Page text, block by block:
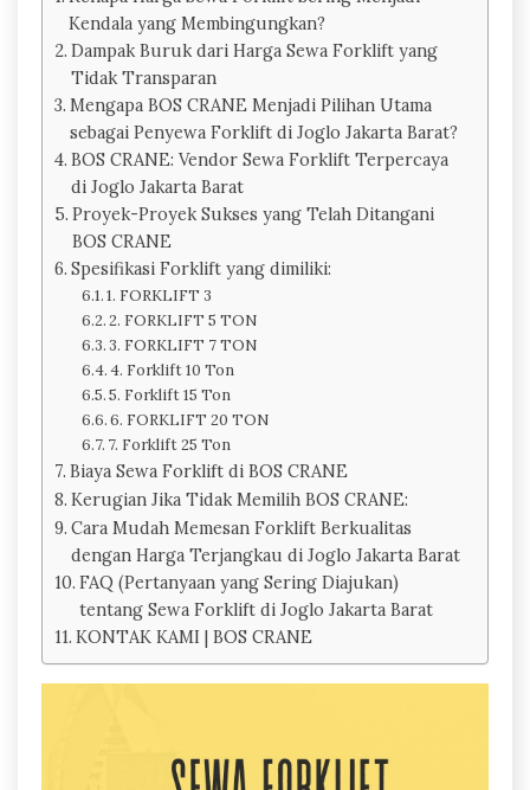
Kendala yang Membingungkan?
Dampak Buruk dari Harga Sewa Forklift yang
Tidak Transparan
Mengapa BOS CRANE Menjadi Pilihan Utama
sebagai Penyewa Forklift di Joglo Jakarta Barat?
BOS CRANE: Vendor Sewa Forklift Terpercaya
di Joglo Jakarta Barat
Proyek-Proyek Sukses yang Telah Ditangani
BOS CRANE
Spesifikasi Forklift yang dimiliki:
1. FORKLIFT 3
2. FORKLIFT 5 TON
3. FORKLIFT 7 TON
4. Forklift 10 Ton
5. Forklift 15 Ton
6. FORKLIFT 20 TON
7. Forklift 25 Ton
Biaya Sewa Forklift di BOS CRANE
Kerugian Jika Tidak Memilih BOS CRANE:
Cara Mudah Memesan Forklift Berkualitas
dengan Harga Terjangkau di Joglo Jakarta Barat
FAQ (Pertanyaan yang Sering Diajukan)
tentang Sewa Forklift di Joglo Jakarta Barat
KONTAK KAMI | BOS CRANE